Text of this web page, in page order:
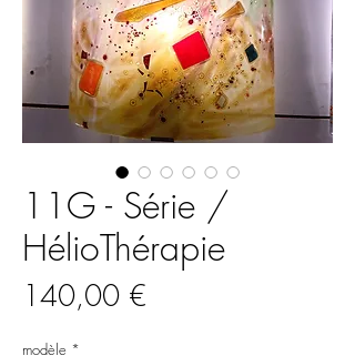
11G - Série /
HélioThérapie
140,00 €
modèle *